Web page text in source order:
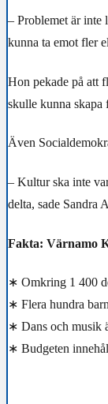
– Problemet är inte
kunna ta emot fler
Hon pekade på att
skulle kunna skapa
Även
– Kultur ska inte
delta, sade Sandra
Fakta: Värnamo
∗ Omkring 1 400
∗ Flera hundra
∗ Dans och musik
∗ Budgeten